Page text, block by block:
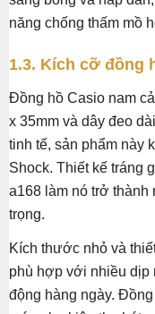
năng chống thấm mồ
1.3. Kích cỡ đồng
Đồng hồ Casio nam
x 35mm và dây đeo
tinh tế, sản phẩm này
Shock. Thiết kế tráng
a168 làm nó trở thành
trọng.
Kích thước nhỏ và
phù hợp với nhiều dịp
động hàng ngày.